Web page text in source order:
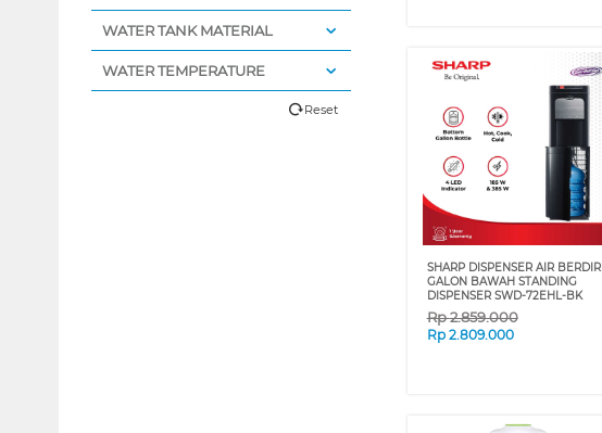
WATER TANK MATERIAL
WATER TEMPERATURE
Reset
SHARP DISPENSER AIR BERDIRI
GALON BAWAH STANDING
DISPENSER SWD-72EHL-BK
Rp2.859.000
Rp 2.809.000